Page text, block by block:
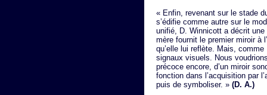
« Enfin, revenant sur le stade
s’édifie comme autre sur le
unifié, D. Winnicott a décrit
mère fournit le premier miroir à
qu’elle lui reflète. Mais,
signaux visuels. Nous
précoce encore, d’un miroir
fonction dans l’acquisition par
puis de symboliser. » (D. A.)